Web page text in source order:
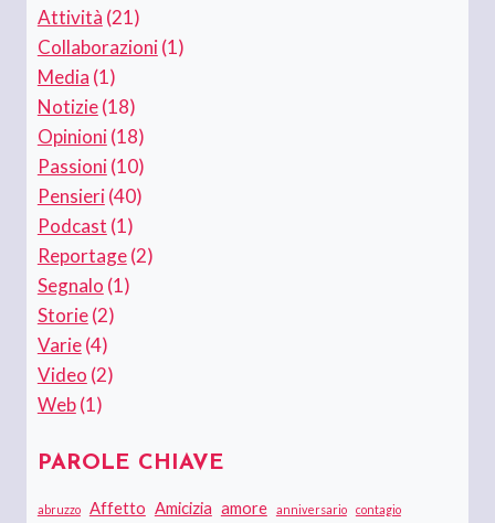
Attività (21)
Collaborazioni(1)
Media (1)
Notizie(18)
Opinioni(18)
Passioni(10)
Pensieri(40)
Podcast (1)
Reportage(2)
Segnalo (1)
Storie(2)
Varie(4)
Video (2)
Web(1)
PAROLE CHIAVE
abruzzo Affetto Amicizia amore anniversario contagio